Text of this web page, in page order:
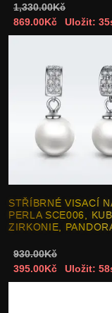
1,330.00Kč
869.00Kč
Uložit:
STŘÍBRNÉ VISACÍ
PERLA SCE006,
ZIRKONIE,
930.00Kč
395.00Kč
Uložit: